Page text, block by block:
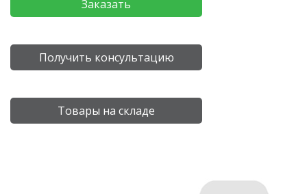
Заказать
Получить консультацию
Товары на складе